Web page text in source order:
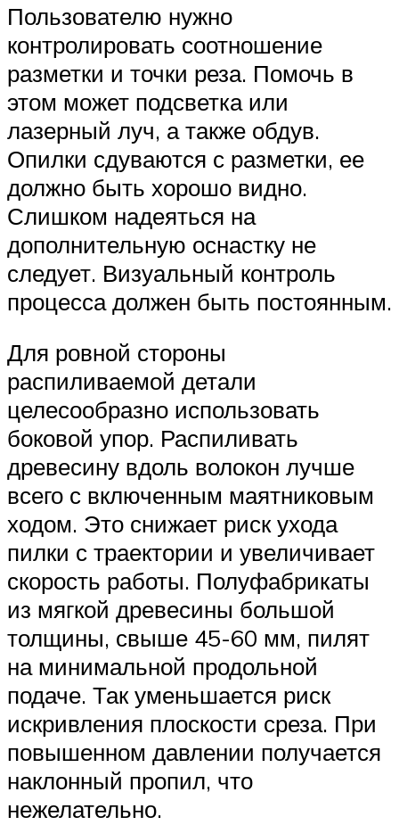
Пользователю нужно
контролировать соотношение
разметки и точки реза. Помочь в
этом может подсветка или
лазерный луч, а также обдув.
Опилки сдуваются с разметки, ее
должно быть хорошо видно.
Слишком надеяться на
дополнительную оснастку не
следует. Визуальный контроль
процесса должен быть постоянным.
Для ровной стороны
распиливаемой детали
целесообразно использовать
боковой упор. Распиливать
древесину вдоль волокон лучше
всего с включенным маятниковым
ходом. Это снижает риск ухода
пилки с траектории и увеличивает
скорость работы. Полуфабрикаты
из мягкой древесины большой
толщины, свыше 45-60 мм, пилят
на минимальной продольной
подаче. Так уменьшается риск
искривления плоскости среза. При
повышенном давлении получается
наклонный пропил, что
нежелательно.